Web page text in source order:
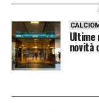
Ultime
novità